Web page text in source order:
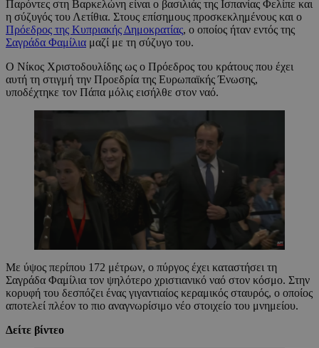
Παρόντες στη Βαρκελώνη είναι ο βασιλιάς της Ισπανίας Φελίπε και
η σύζυγός του Λετίθια. Στους επίσημους προσκεκλημένους και ο
Πρόεδρος της Κυπριακής Δημοκρατίας, ο οποίος ήταν εντός της
Σαγράδα Φαμίλια μαζί με τη σύζυγο του.
Ο Νίκος Χριστοδουλίδης ως ο Πρόεδρος του κράτους που έχει
αυτή τη στιγμή την Προεδρία της Ευρωπαϊκής Ένωσης,
υποδέχτηκε τον Πάπα μόλις εισήλθε στον ναό.
Με ύψος περίπου 172 μέτρων, ο πύργος έχει καταστήσει τη
Σαγράδα Φαμίλια τον ψηλότερο χριστιανικό ναό στον κόσμο. Στην
κορυφή του δεσπόζει ένας γιγαντιαίος κεραμικός σταυρός, ο οποίος
αποτελεί πλέον το πιο αναγνωρίσιμο νέο στοιχείο του μνημείου.
Δείτε βίντεο